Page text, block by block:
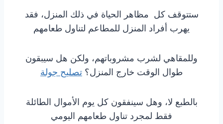
ستتوقف كل مظاهر الحياة في ذلك المنزل، فقد
يهرب أفراد المنزل للمطاعم لتناول طعامهم
وللمقاهي لشرب مشروباتهم، ولكن هل سيبقون
طوال الوقت خارج المنزل؟ تصليح جولة
بالطبع لا، وهل سينفقون كل يوم الأموال الطائلة
فقط لمجرد تناول طعامهم اليومي